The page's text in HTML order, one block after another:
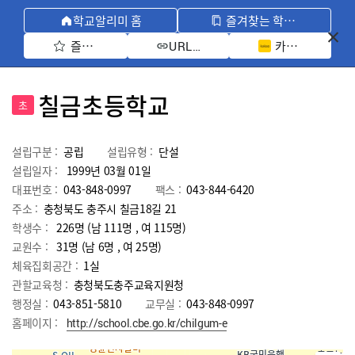
학교알리미 홈
즐겨찾는 학교 모아보기
즐겨찾기 선택
URL 복사 카카오톡 공유
초 칠금초등학교
설립구분 : 공립 설립유형 : 단설
설립일자 :
1999년 03월 01일
대표번호 : 043-848-0997 팩스 : 043-844-6420
주소 : 충청북도 충주시 칠금18길 21
학생수 : 226명 (남 111명 , 여 115명)
교원수 : 31명 (남 6명 , 여25명)
체육집회공간 : 1실
관할교육청 : 충청북도충주교육지원청
행정실 : 043-851-5810 교무실 : 043-848-0997
홈페이지 :
http://school.cbe.go.kr/chilgum-e